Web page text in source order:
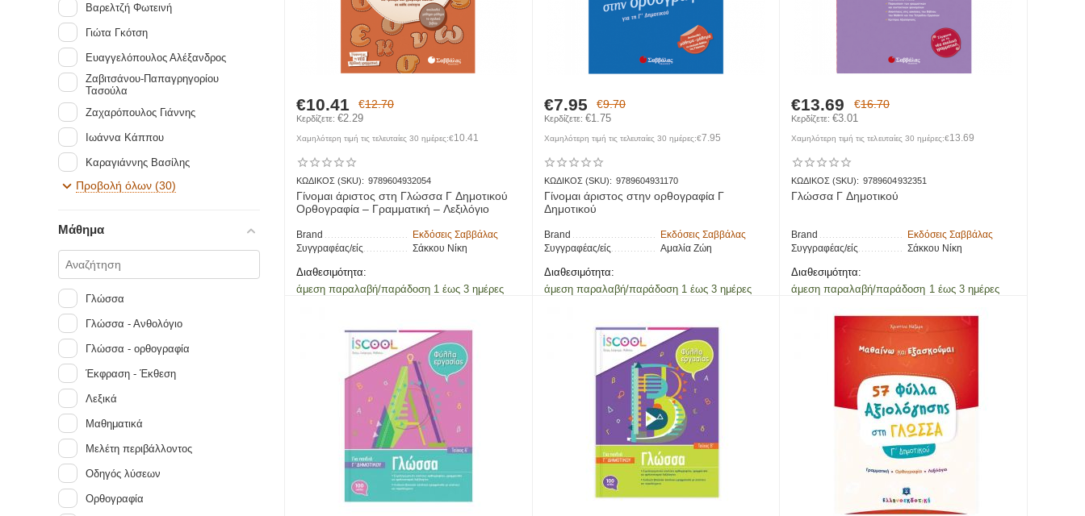
€12.70
€10.41
Κερδίζετε: €2.29
Χαμηλότερη τιμή τις τελευταίες 30 ημέρες:€10.41
ΚΩΔΙΚΟΣ (SKU): 9789604932054
Γίνομαι άριστος στη Γλώσσα Γ Δημοτικού
Ορθογραφία – Γραμματική – Λεξιλόγιο
Brand
Εκδόσεις Σαββάλας
Συγγραφέας/είς
Σάκκου Νίκη
Διαθεσιμότητα:
άμεση παραλαβή/παράδοση 1 έως 3 ημέρες
€9.70
€7.95
Κερδίζετε: €1.75
Χαμηλότερη τιμή τις τελευταίες 30 ημέρες:€7.95
ΚΩΔΙΚΟΣ (SKU): 9789604931170
Γίνομαι άριστος στην ορθογραφία Γ
Δημοτικού
Brand
Εκδόσεις Σαββάλας
Συγγραφέας/είς
Αμαλία Ζώη
Διαθεσιμότητα:
άμεση παραλαβή/παράδοση 1 έως 3 ημέρες
€16.70
€13.69
Κερδίζετε: €3.01
Χαμηλότερη τιμή τις τελευταίες 30 ημέρες:€13.69
ΚΩΔΙΚΟΣ (SKU): 9789604932351
Γλώσσα Γ Δημοτικού
Brand
Εκδόσεις Σαββάλας
Συγγραφέας/είς
Σάκκου Νίκη
Διαθεσιμότητα:
άμεση παραλαβή/παράδοση 1 έως 3 ημέρες
Βαρελτζή Φωτεινή
Γιώτα Γκότση
Ευαγγελόπουλος Αλέξανδρος
Ζαβιτσάνου-Παπαγρηγορίου
Τασούλα
Ζαχαρόπουλος Γιάννης
Ιωάννα Κάππου
Καραγιάννης Βασίλης
Λυκοτραφίτη Αντιγόνη
Μπάρλας Τάσος
Μπέσιος Αντώνης
Προβολή όλων (30)
Μάθημα
Γλώσσα
Γλώσσα - Ανθολόγιο
Γλώσσα - ορθογραφία
Έκφραση - Έκθεση
Λεξικά
Μαθηματικά
Μελέτη περιβάλλοντος
Οδηγός λύσεων
Ορθογραφία